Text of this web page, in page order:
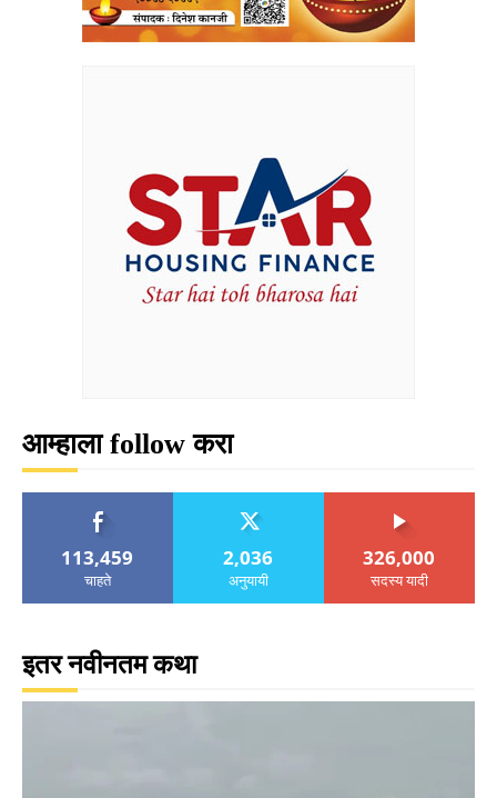
आम्हाला follow करा
113,459
चाहते
2,036
अनुयायी
326,000
सदस्य यादी
इतर नवीनतम कथा